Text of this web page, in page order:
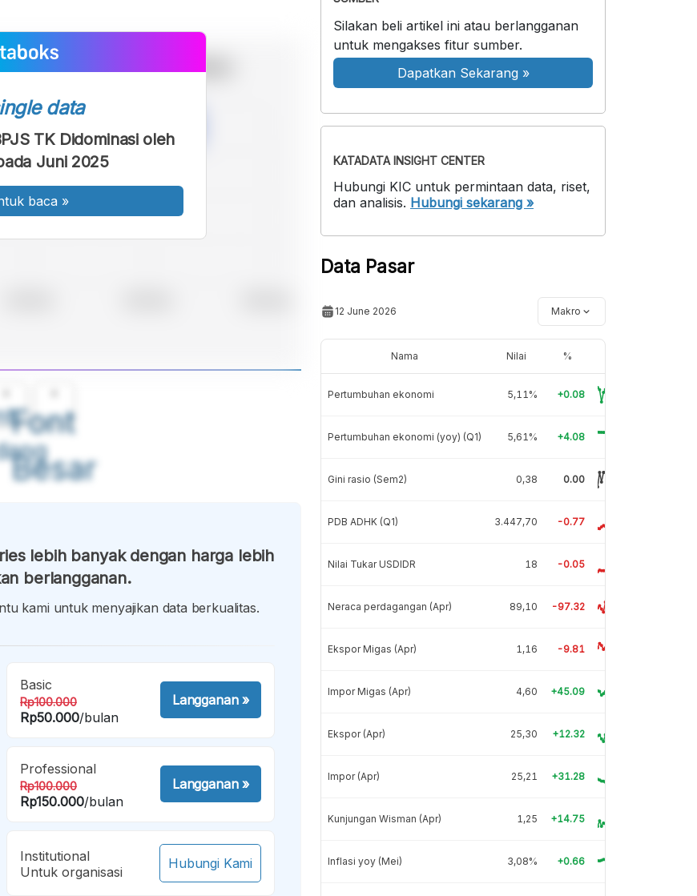
Font
Besar
data
TK Didominasi oleh
Juni 2025
baca »
lebih banyak dengan harga lebih
berlangganan.
kami untuk menyajikan data berkualitas.
Basic
Rp100.000
Rp50.000/bulan
Langganan»
Professional
Rp100.000
Rp150.000/bulan
Langganan»
Institutional
Untuk organisasi
Hubungi Kami
Silakan beli artikel ini atau berlangganan
untuk mengakses fitur sumber.
Dapatkan Sekarang »
KATADATA INSIGHT CENTER
Hubungi KIC untuk permintaan data, riset,
dan analisis. Hubungi sekarang »
Data Pasar
12 June 2026 Makro
Nama Nilai %
Pertumbuhan ekonomi 5,11% +0.08
Pertumbuhan ekonomi (yoy) (Q1) 5,61% +4.08
Gini rasio (Sem2) 0,38 0.00
PDB ADHK (Q1) 3.447,70 -0.77
Nilai Tukar USDIDR 18 -0.05
Neraca perdagangan (Apr) 89,10 -97.32
Ekspor Migas (Apr) 1,16 -9.81
Impor Migas (Apr) 4,60 +45.09
Ekspor (Apr) 25,30 +12.32
Impor (Apr) 25,21 +31.28
Kunjungan Wisman (Apr) 1,25 +14.75
Inflasi yoy (Mei) 3,08% +0.66